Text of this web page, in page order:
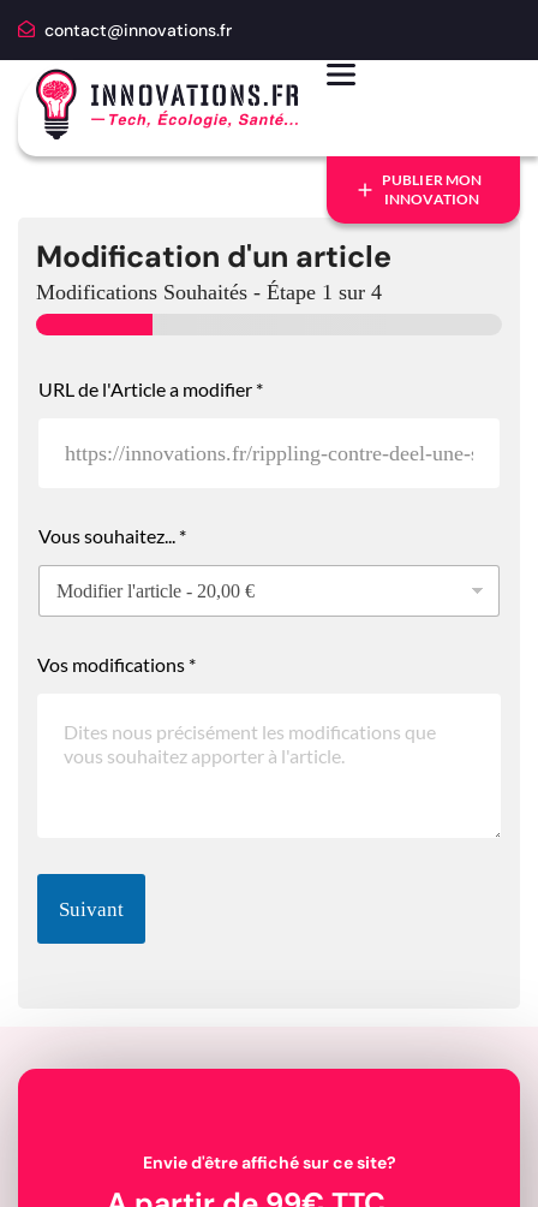
contact@innovations.fr
PUBLIER MON
INNOVATION
Modification d'un article
Modifications Souhaités - Étape 1 sur 4
URL de l'Article a modifier *
Vous souhaitez... *
Vos modifications *
Suivant
Envie d'être affiché sur ce site?